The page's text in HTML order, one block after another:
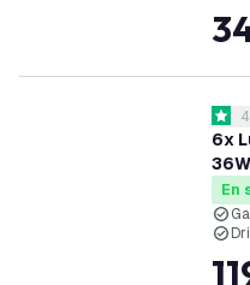
6x
5
4.8
En